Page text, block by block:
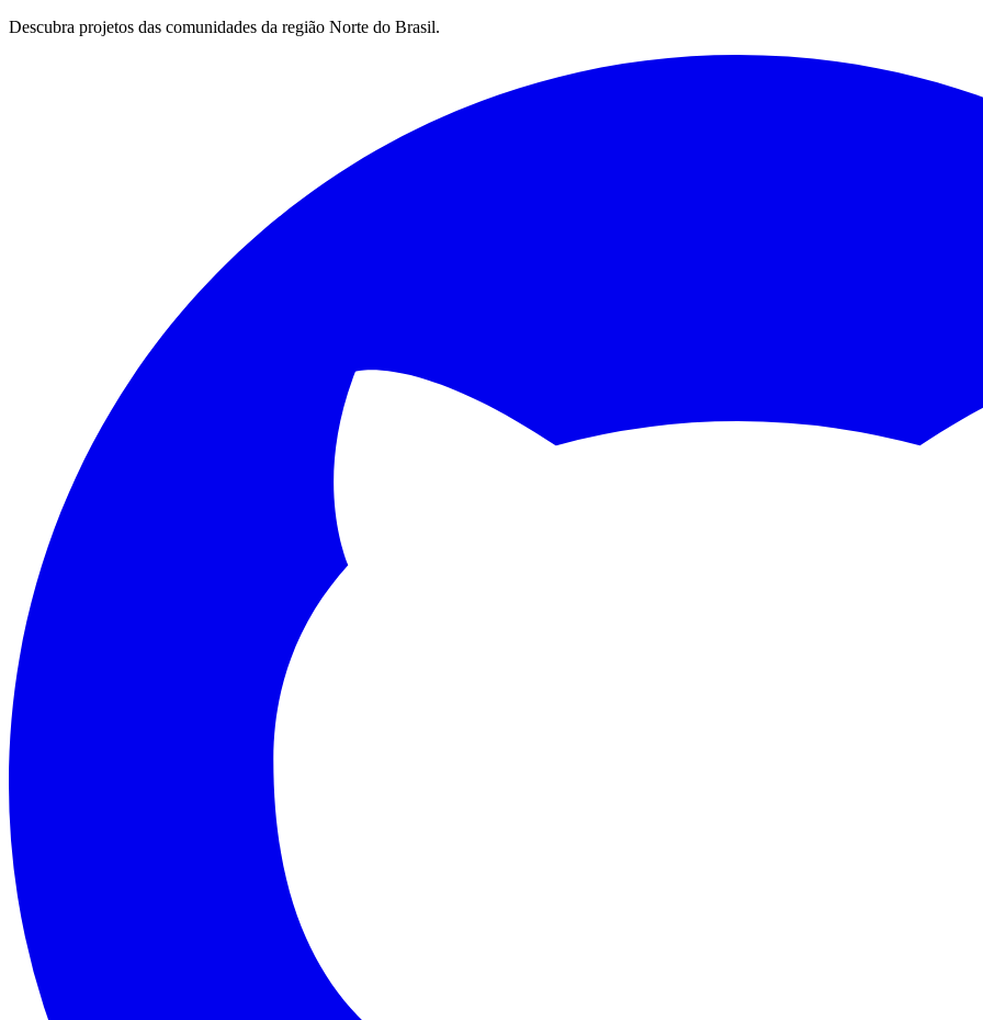
Descubra projetos das comunidades da região Norte do Brasil.